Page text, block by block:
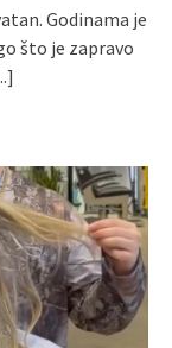
Godinama je
što je zapravo